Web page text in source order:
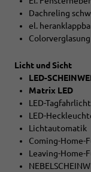
Dachreling
el.
Colorverglasung
Licht und Sicht
LED-
Matrix LED
LED-Tagfahrlicht
LED-
Lichtautomatik
Coming-Home-
Leaving-Home-